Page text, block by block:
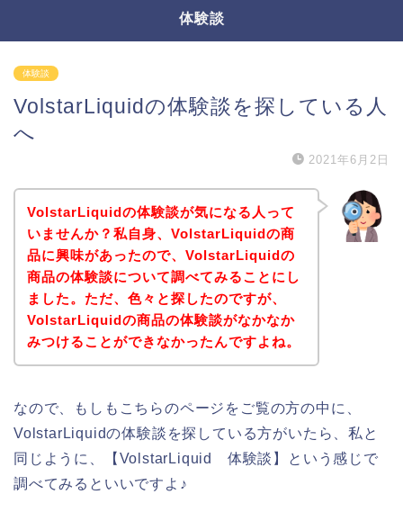
体験談
体験談
VolstarLiquidの体験談を探している人
へ
2021年6月2日
VolstarLiquidの体験談が気になる人って
いませんか？私自身、VolstarLiquidの商
品に興味があったので、VolstarLiquidの
商品の体験談について調べてみることにし
ました。ただ、色々と探したのですが、
VolstarLiquidの商品の体験談がなかなか
みつけることができなかったんですよね。
なので、もしもこちらのページをご覧の方の中に、
VolstarLiquidの体験談を探している方がいたら、私と
同じように、【VolstarLiquid 体験談】という感じで
調べてみるといいですよ♪